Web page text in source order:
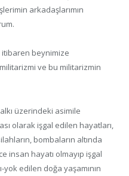
arkadaşlarımın
beynimize
ve bu militarizmin
üzerindeki asimile
olarak işgal edilen hayatları,
bombaların altında
insan hayatı olmayıp işgal
edilen doğa yaşamının